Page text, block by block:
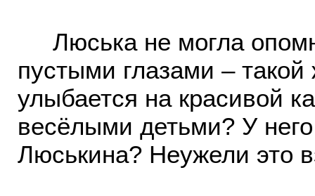
Люська не могла
пустыми глазами –
улыбается на красивой
весёлыми детьми? У
Люськина? Неужели это